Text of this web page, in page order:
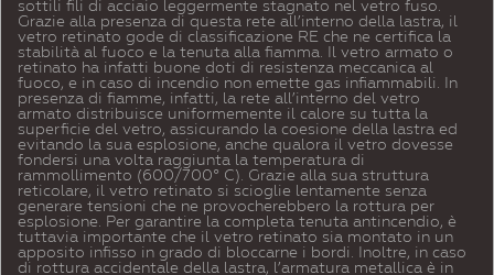
sottili fili di acciaio leggermente stagnato nel vetro fuso.
Grazie alla presenza di questa rete all’interno della lastra, il
vetro retinato gode di classificazione RE che ne certifica la
stabilità al fuoco e la tenuta alla fiamma. Il vetro armato o
retinato ha infatti buone doti di resistenza meccanica al
fuoco, e in caso di incendio non emette gas infiammabili. In
presenza di fiamme, infatti, la rete all’interno del vetro
armato distribuisce uniformemente il calore su tutta la
superficie del vetro, assicurando la coesione della lastra ed
evitando la sua esplosione, anche qualora il vetro dovesse
fondersi una volta raggiunta la temperatura di
rammollimento (600/700° C). Grazie alla sua struttura
reticolare, il vetro retinato si scioglie lentamente senza
generare tensioni che ne provocherebbero la rottura per
esplosione. Per garantire la completa tenuta antincendio, è
tuttavia importante che il vetro retinato sia montato in un
apposito infisso in grado di bloccarne i bordi. Inoltre, in caso
di rottura accidentale della lastra, l’armatura metallica è in